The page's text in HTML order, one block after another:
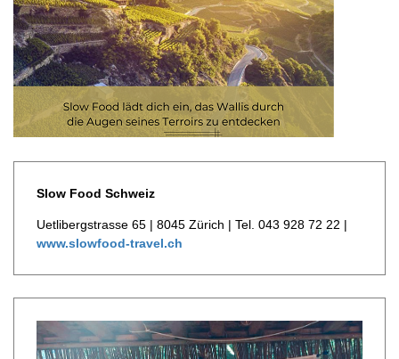
Slow Food Schweiz
Uetlibergstrasse 65 | 8045 Zürich | Tel. 043 928 72 22 |
www.slowfood-travel.ch